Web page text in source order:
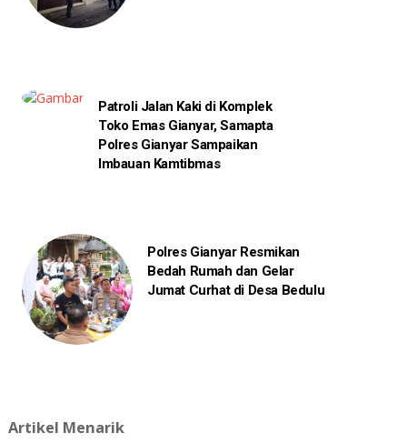
Patroli Jalan Kaki di Komplek
Toko Emas Gianyar, Samapta
Polres Gianyar Sampaikan
Imbauan Kamtibmas
Polres Gianyar Resmikan
Bedah Rumah dan Gelar
Jumat Curhat di Desa Bedulu
Artikel Menarik